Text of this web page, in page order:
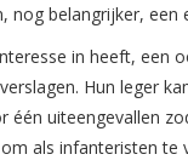
belangrijker,
in heeft, een
Hun leger
één uiteengevallen
als infanteristen te